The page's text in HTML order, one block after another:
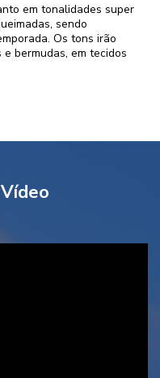
em tonalidades super
sendo
Os tons irão
e bermudas, em tecidos